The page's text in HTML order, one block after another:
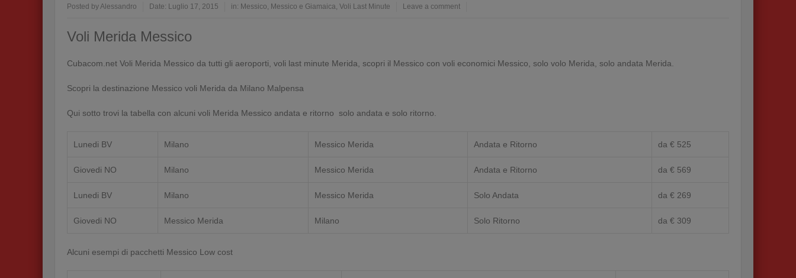
Posted byAlessandro Date: Luglio 17, 2015 in: Messico, Messico e Giamaica, Voli Last Minute Leave a comment
Voli Merida Messico
Cubacom.net Voli Merida Messico da tutti gli aeroporti, voli last minute Merida, scopri il Messico con voli economici Messico, solo volo Merida, solo andata Merida.
Scopri la destinazione Messico voli Merida da Milano Malpensa
Qui sotto trovi la tabella con alcuni voli Merida Messico andata e ritorno solo andata e solo ritorno.
Lunedi BV Milano Messico Merida Andata e Ritorno da € 525
Giovedi NO Milano Messico Merida Andata e Ritorno da € 569
Lunedi BV Milano Messico Merida Solo Andata da € 269
Giovedi NO Messico Merida Milano Solo Ritorno da € 309
Alcuni esempi di pacchetti Messico Low cost